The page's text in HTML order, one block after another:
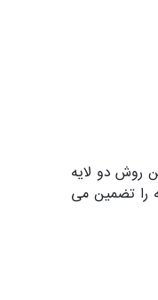
روش دو لایه
را تضمین می